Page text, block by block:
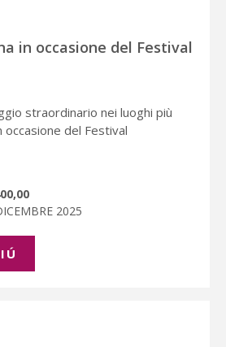
in occasione del Festival
straordinario nei luoghi più
occasione del Festival
2025